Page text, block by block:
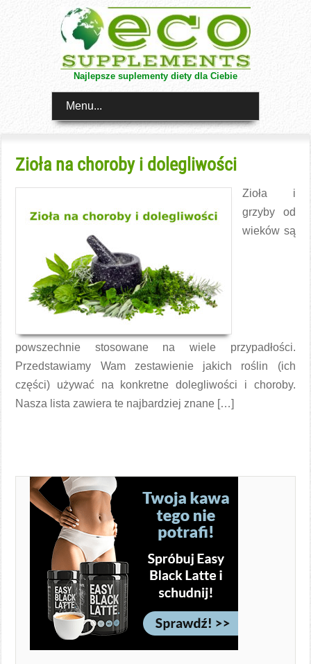
Najlepsze suplementy diety dla Ciebie
Menu...
Zioła na choroby i dolegliwości
Zioła i
grzyby od
wieków są
powszechnie stosowane na wiele przypadłości.
Przedstawiamy Wam zestawienie jakich roślin (ich
części) używać na konkretne dolegliwości i choroby.
Nasza lista zawiera te najbardziej znane […]